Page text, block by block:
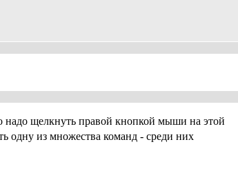
надо щелкнуть правой кнопкой мыши на этой
одну из множества команд - среди них